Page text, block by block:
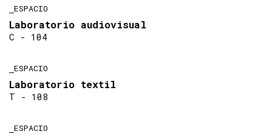
ESPACIO
Laboratorio audiovisual
C - 104
ESPACIO
Laboratorio textil
T - 108
ESPACIO